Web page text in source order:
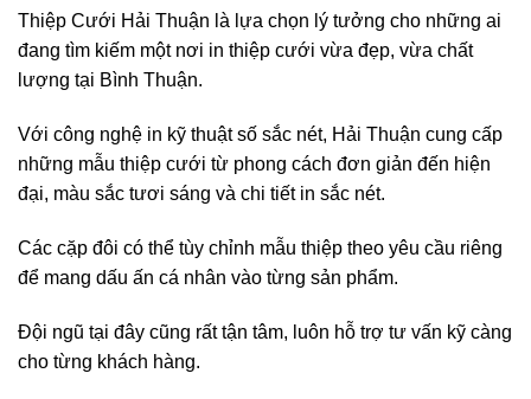
Thiệp Cưới Hải Thuận là lựa chọn lý tưởng cho những ai
đang tìm kiếm một nơi in thiệp cưới vừa đẹp, vừa chất
lượng tại Bình Thuận.
Với công nghệ in kỹ thuật số sắc nét, Hải Thuận cung cấp
những mẫu thiệp cưới từ phong cách đơn giản đến hiện
đại, màu sắc tươi sáng và chi tiết in sắc nét.
Các cặp đôi có thể tùy chỉnh mẫu thiệp theo yêu cầu riêng
để mang dấu ấn cá nhân vào từng sản phẩm.
Đội ngũ tại đây cũng rất tận tâm, luôn hỗ trợ tư vấn kỹ càng
cho từng khách hàng.